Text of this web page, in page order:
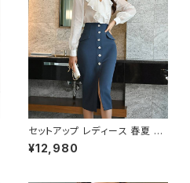
シンプル スキッパーブラウス 長
袖シャツ ブラウスシャツ こなれ
シャツブラウス オフィス カジュ
アル OL 上品 大人 S M L XL 2
XL 20代 30代 40代 C-TSS0
057
セットアップ レディース 春夏 秋
冬 春 夏 秋 冬 白 ブラウス タイ
トスカート シースルーブラウス
¥12,980